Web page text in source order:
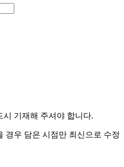
시 기재해 주셔야 합니다.
경우 담은 시점만 최신으로 수정